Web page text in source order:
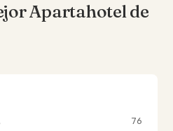
Apartahotel de
76